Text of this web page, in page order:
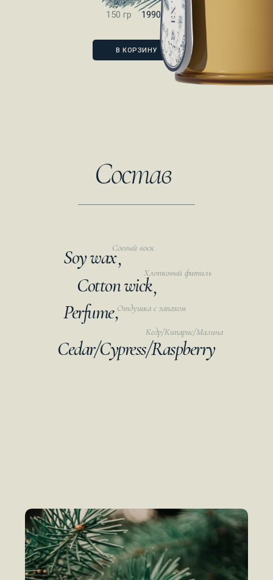
В КОРЗИНУ
150 гр 1990 ₽
Состав
Соевый воск
Хлопковый фитиль
Отдушка с запахом
Кедр/Кипарис/Малина
,
,
Soy wax
Cotton wick
Perfume
Cedar/Cypress/Raspberry
,